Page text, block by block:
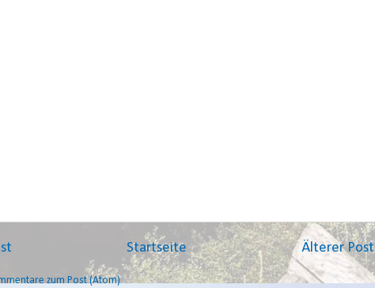
Älterer Post
Startseite
zum Post (Atom)